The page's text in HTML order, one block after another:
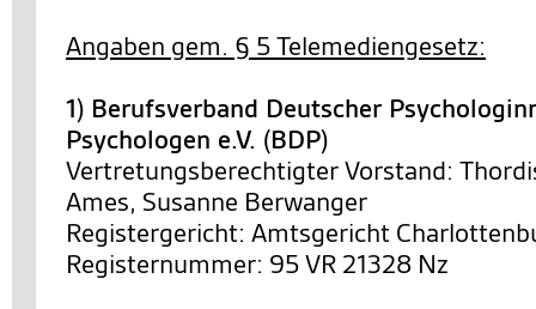
Angaben gem. § 5 Telemediengesetz:
1) Berufsverband Deutscher
Psychologen e.V. (BDP)
Vertretungsberechtigter Vorstand:
Ames, Susanne Berwanger
Registergericht: Amtsgericht
Registernummer: 95 VR 21328 Nz